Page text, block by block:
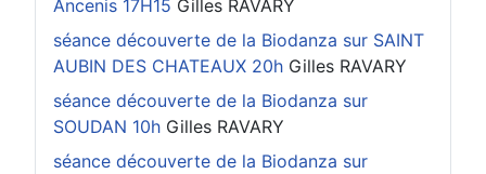
Ancenis 17H15 Gilles RAVARY
séance découverte de la Biodanza sur SAINT
AUBIN DES CHATEAUX 20h Gilles RAVARY
séance découverte de la Biodanza sur
SOUDAN 10h Gilles RAVARY
séance découverte de la Biodanza sur